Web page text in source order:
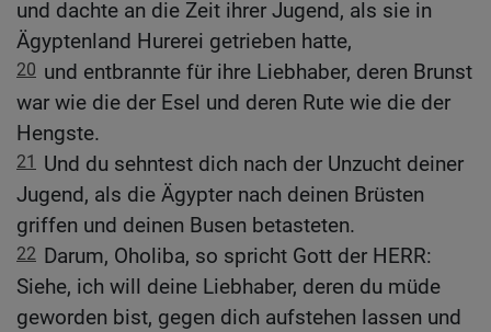
und dachte an die Zeit ihrer Jugend, als sie in
Ägyptenland Hurerei getrieben hatte,
20 und entbrannte für ihre Liebhaber, deren Brunst
war wie die der Esel und deren Rute wie die der
Hengste.
21
Und du sehntest dich nach der Unzucht deiner
Jugend, als die Ägypter nach deinen Brüsten
griffen und deinen Busen betasteten.
22 Darum, Oholiba, so spricht Gott der HERR:
Siehe, ich will deine Liebhaber, deren du müde
geworden bist, gegen dich aufstehen lassen und